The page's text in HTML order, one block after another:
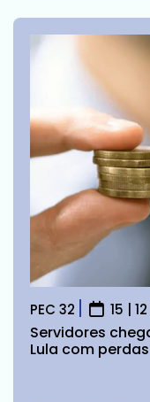
PEC 32 15 |
Servidores
Lula com